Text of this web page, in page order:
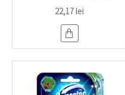
22,17 lei